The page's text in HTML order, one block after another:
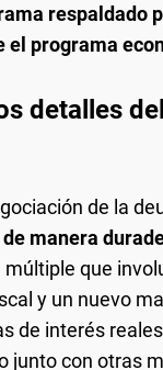
respaldado
programa
detalles
de la
manera
que
y un nuevo
de interés
con otras